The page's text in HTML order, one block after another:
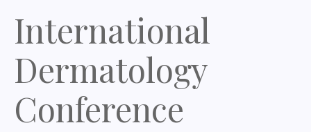
International
Dermatology
Conference